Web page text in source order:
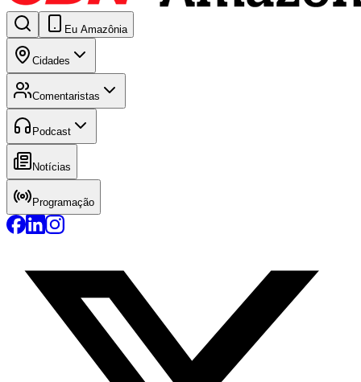
Eu Amazônia
Cidades
Comentaristas
Podcast
Notícias
Programação